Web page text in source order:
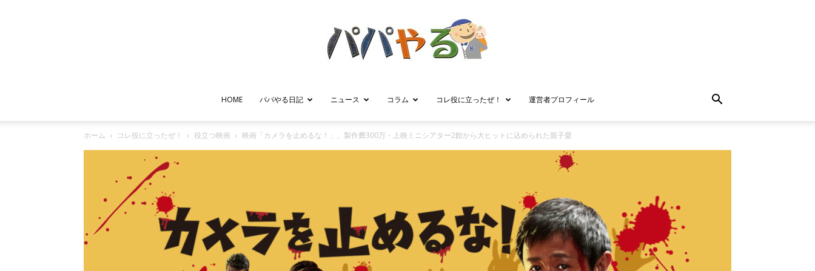
パ
HOME パパやる日記 ニュース コラム コレ役に立ったぜ！ 運営者プロフィール
ホーム コレ役に立ったぜ！ 役立つ映画 映画「カメラを止めるな！」、製作費300万・上映ミニシアター2館から大ヒットに込められた親子愛